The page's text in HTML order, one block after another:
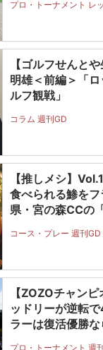
プロ・トーナメント レ
【ゴルフせんと
明雄＜前編＞「
ルフ観戦」
コラム 週刊GD
【推しメシ】
食べられる鯵を
県・宮の森CCの
コース・プレー 週刊GD
【ZOZOチャン
ッドリーが逆転
ラーは復活優勝な
プロ・トーナメント 週